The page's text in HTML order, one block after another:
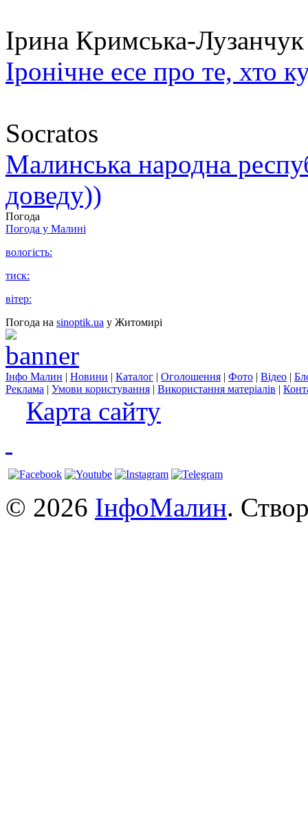
Ірина Кримська-Лузанчук
Іронічне есе про те, хто
Socratos
Малинська народна
доведу))
Погода
Погода у Малині
вологість:
тиск:
вітер:
Погода на sinoptik.ua у Житомирі
Інфо Малин | Новини | Каталог | Оголошення | Фото | Відео |
Реклама | Умови користування | Використання матеріалів |
Карта сайту
© 2026 ІнфоМалин.